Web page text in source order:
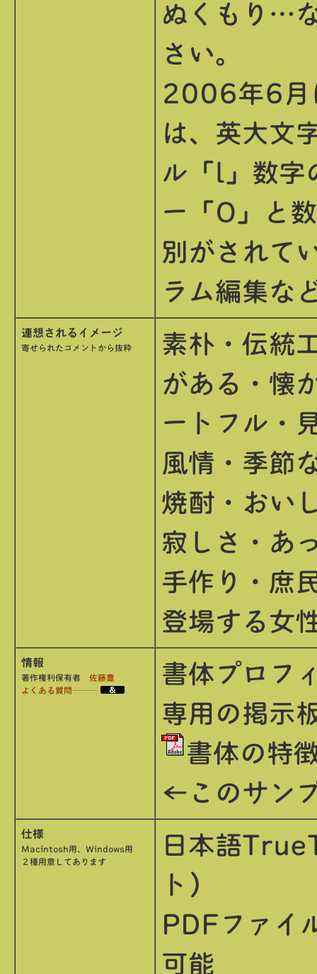
ぬくもり…
さい。
2006年6月
は、英大文
ル「l」数字
ー「O」と
別がされて
ラム編集な
連想されるイメージ
寄せられたコメントから抜粋
素朴・伝統
がある・懐
ートフル・
風情・季節
焼酎・おい
寂しさ・あ
手作り・庶
登場する女
情報
著作権利保有者 佐藤豊
よくある質問───
書体プロフ
専用の掲示
書体の特
←このサン
仕様
Macintosh用、Windows用
２種用意してあります
日本語
ト）
PDFファイ
可能